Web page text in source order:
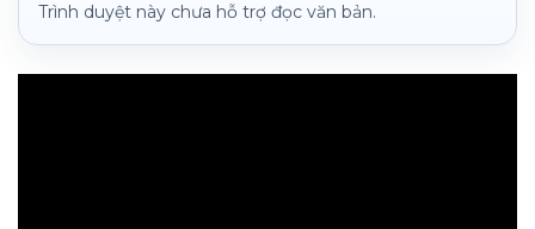
Trình duyệt này chưa hỗ trợ đọc văn bản.